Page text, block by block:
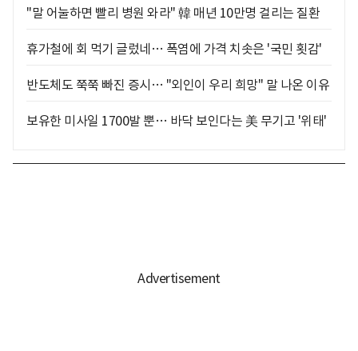
"말 어눌하면 빨리 병원 와라" 韓 매년 10만명 걸리는 질환
휴가철에 회 먹기 글렀네… 폭염에 가격 치솟은 '국민 횟감'
반도체도 쭉쭉 빠진 증시… "외인이 우리 희망" 말 나온 이유
보유한 미사일 1700발 뿐… 바닥 보인다는 美 무기고 '위태'